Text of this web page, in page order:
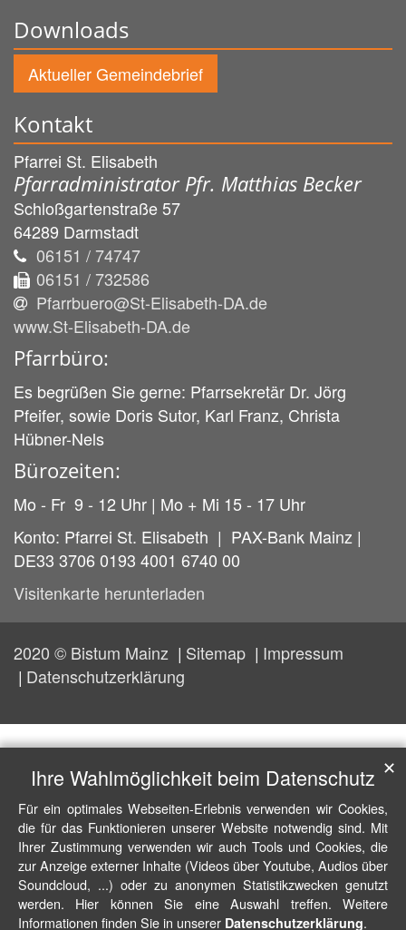
Downloads
Aktueller Gemeindebrief
Kontakt
Pfarrei St. Elisabeth
Pfarradministrator Pfr. Matthias Becker
Schloßgartenstraße 57
64289 Darmstadt
06151 / 74747
06151 / 732586
Pfarrbuero@St-Elisabeth-DA.de
www.St-Elisabeth-DA.de
Pfarrbüro:
Es begrüßen Sie gerne: Pfarrsekretär Dr. Jörg
Pfeifer, sowie Doris Sutor, Karl Franz, Christa
Hübner-Nels
Bürozeiten:
Mo - Fr 9 - 12 Uhr | Mo + Mi 15 - 17 Uhr
Konto: Pfarrei St. Elisabeth | PAX-Bank Mainz |
DE33 3706 0193 4001 6740 00
Visitenkarte herunterladen
2020 © Bistum Mainz Sitemap
Impressum
Datenschutzerklärung
Ihre Wahlmöglichkeit beim Datenschutz
Für ein optimales Webseiten-Erlebnis verwenden wir Cookies,
die für das Funktionieren unserer Website notwendig sind. Mit
Ihrer Zustimmung verwenden wir auch Tools und Cookies, die
zur Anzeige externer Inhalte (Videos über Youtube, Audios über
Soundcloud, ...) oder zu anonymen Statistikzwecken genutzt
werden. Hier können Sie eine Auswahl treffen. Weitere
Informationen finden Sie in unserer Datenschutzerklärung.
✕